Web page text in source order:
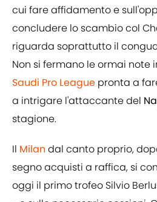
cui fare affidamento e
concludere lo scambio col
riguarda soprattutto il
Non si fermano le ormai note
Saudi Pro League pronta a
a intrigare l'attaccante del
stagione.
Il Milan dal canto proprio,
segno acquisti a raffica, si
oggi il primo trofeo Silvio